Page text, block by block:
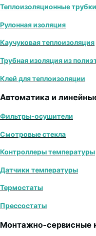
Теплоизоляционные трубки
Рулонная изоляция
Каучуковая теплоизоляция
Трубная изоляция из
Клей для теплоизоляции
Автоматика и
Фильтры-осушители
Смотровые стекла
Контроллеры температуры
Датчики температуры
Термостаты
Прессостаты
Монтажно‑сервисные